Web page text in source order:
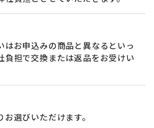
はお申込みの商品と異なるといっ
負担で交換または返品をお受けい
選びいただけます。